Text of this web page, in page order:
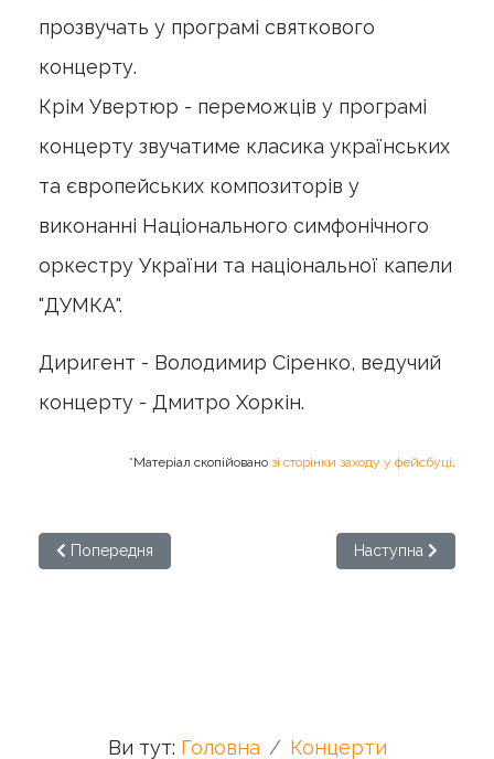
прозвучать у програмі святкового
концерту.
Крім Увертюр - переможців у програмі
концерту звучатиме класика українських
та європейських композиторів у
виконанні Національного симфонічного
оркестру України та національної капели
"ДУМКА".
Диригент - Володимир Сіренко, ведучий
концерту - Дмитро Хоркін.
*Матеріал скопійовано зі сторінки заходу у фейсбуці.
Попередня стаття: Національний хоровий марафон
Попередня Наступна стаття:
Наступна
Ви тут: Головна Концерти